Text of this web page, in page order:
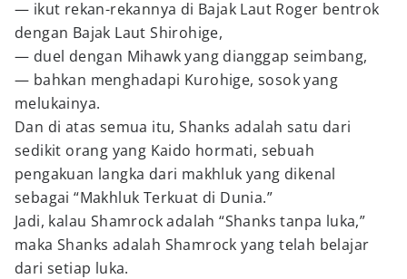
— ikut rekan-rekannya di Bajak Laut Roger bentrok
dengan Bajak Laut Shirohige,
— duel dengan Mihawk yang dianggap seimbang,
— bahkan menghadapi Kurohige, sosok yang
melukainya.
Dan di atas semua itu, Shanks adalah satu dari
sedikit orang yang Kaido hormati, sebuah
pengakuan langka dari makhluk yang dikenal
sebagai “Makhluk Terkuat di Dunia.”
Jadi, kalau Shamrock adalah “Shanks tanpa luka,”
maka Shanks adalah Shamrock yang telah belajar
dari setiap luka.